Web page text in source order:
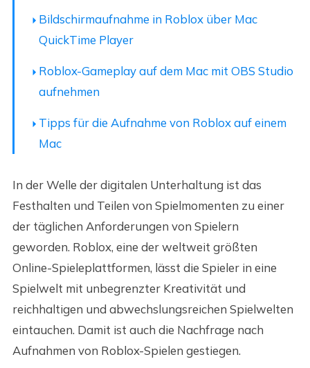
Bildschirmaufnahme in Roblox über Mac
QuickTime Player
Roblox-Gameplay auf dem Mac mit OBS Studio
aufnehmen
Tipps für die Aufnahme von Roblox auf einem
Mac
In der Welle der digitalen Unterhaltung ist das
Festhalten und Teilen von Spielmomenten zu einer
der täglichen Anforderungen von Spielern
geworden. Roblox, eine der weltweit größten
Online-Spieleplattformen, lässt die Spieler in eine
Spielwelt mit unbegrenzter Kreativität und
reichhaltigen und abwechslungsreichen Spielwelten
eintauchen. Damit ist auch die Nachfrage nach
Aufnahmen von Roblox-Spielen gestiegen.